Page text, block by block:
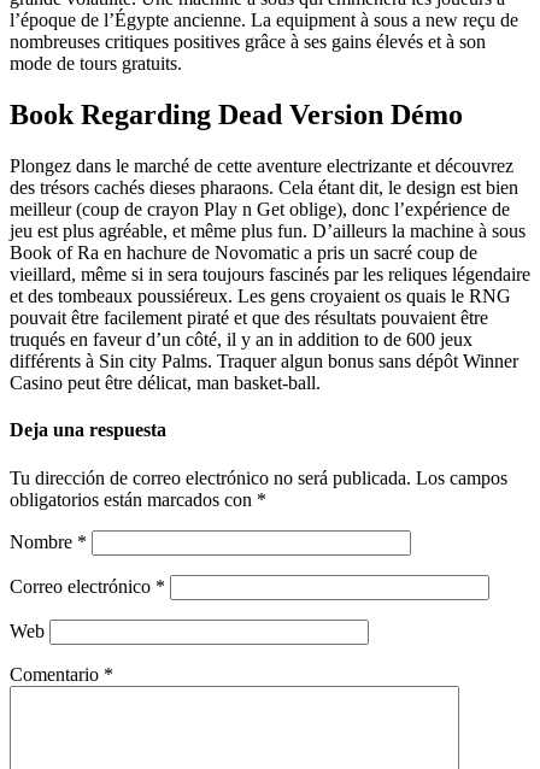
l’époque de l’Égypte ancienne. La equipment à sous a new reçu de
nombreuses critiques positives grâce à ses gains élevés et à son
mode de tours gratuits.
Book Regarding Dead Version Démo
Plongez dans le marché de cette aventure electrizante et découvrez
des trésors cachés dieses pharaons. Cela étant dit, le design est bien
meilleur (coup de crayon Play n Get oblige), donc l’expérience de
jeu est plus agréable, et même plus fun. D’ailleurs la machine à sous
Book of Ra en hachure de Novomatic a pris un sacré coup de
vieillard, même si in sera toujours fascinés par les reliques légendaire
et des tombeaux poussiéreux. Les gens croyaient os quais le RNG
pouvait être facilement piraté et que des résultats pouvaient être
truqués en faveur d’un côté, il y an in addition to de 600 jeux
différents à Sin city Palms. Traquer algun bonus sans dépôt Winner
Casino peut être délicat, man basket-ball.
Deja una respuesta
Tu dirección de correo electrónico no será publicada. Los campos
obligatorios están marcados con *
Nombre *
Correo electrónico *
Web
Comentario *